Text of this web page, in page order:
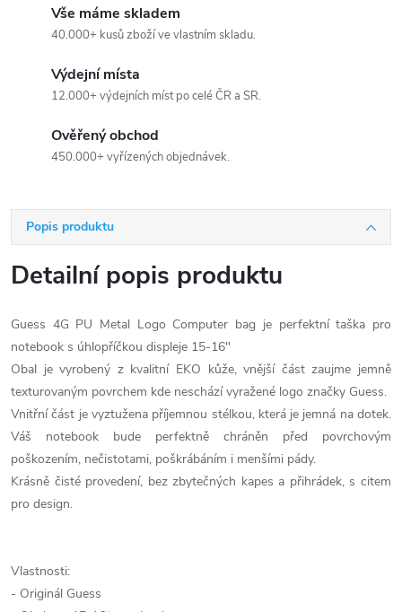
Vše máme skladem
40.000+ kusů zboží ve vlastním skladu.
Výdejní místa
12.000+ výdejních míst po celé ČR a SR.
Ověřený obchod
450.000+ vyřízených objednávek.
Popis produktu
Detailní popis produktu
Guess 4G PU Metal Logo Computer bag je perfektní taška pro
notebook s úhlopříčkou displeje 15-16"
Obal je vyrobený z kvalitní EKO kůže, vnější část zaujme jemně
texturovaným povrchem kde neschází vyražené logo značky Guess.
Vnitřní část je vyztužena příjemnou stélkou, která je jemná na dotek.
Váš notebook bude perfektně chráněn před povrchovým
poškozením, nečistotami, poškrábáním i menšími pády.
Krásně čisté provedení, bez zbytečných kapes a přihrádek, s citem
pro design.
Vlastnosti:
- Originál Guess